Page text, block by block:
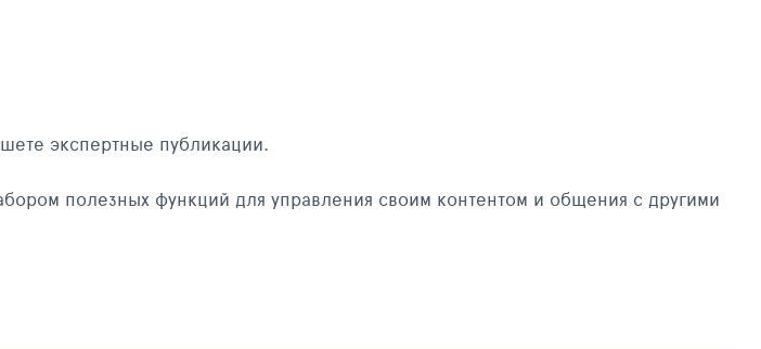
экспертные публикации.
полезных функций для управления своим контентом и общения с другими